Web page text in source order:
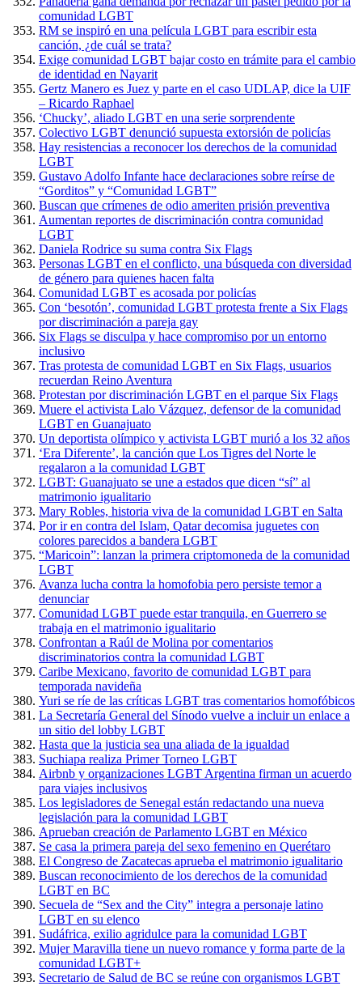
comunidad LGBT
RM se inspiró en una película LGBT para escribir esta
canción, ¿de cuál se trata?
Exige comunidad LGBT bajar costo en trámite para el cambio
de identidad en Nayarit
Gertz Manero es Juez y parte en el caso UDLAP, dice la UIF
– Ricardo Raphael
‘Chucky’, aliado LGBT en una serie sorprendente
Colectivo LGBT denunció supuesta extorsión de policías
Hay resistencias a reconocer los derechos de la comunidad
LGBT
Gustavo Adolfo Infante hace declaraciones sobre reírse de
“Gorditos” y “Comunidad LGBT”
Buscan que crímenes de odio ameriten prisión preventiva
Aumentan reportes de discriminación contra comunidad
LGBT
Daniela Rodrice su suma contra Six Flags
Personas LGBT en el conflicto, una búsqueda con diversidad
de género para quienes hacen falta
Comunidad LGBT es acosada por policías
Con ‘besotón’, comunidad LGBT protesta frente a Six Flags
por discriminación a pareja gay
Six Flags se disculpa y hace compromiso por un entorno
inclusivo
Tras protesta de comunidad LGBT en Six Flags, usuarios
recuerdan Reino Aventura
Protestan por discriminación LGBT en el parque Six Flags
Muere el activista Lalo Vázquez, defensor de la comunidad
LGBT en Guanajuato
Un deportista olímpico y activista LGBT murió a los 32 años
‘Era Diferente’, la canción que Los Tigres del Norte le
regalaron a la comunidad LGBT
LGBT: Guanajuato se une a estados que dicen “sí” al
matrimonio igualitario
Mary Robles, historia viva de la comunidad LGBT en Salta
Por ir en contra del Islam, Qatar decomisa juguetes con
colores parecidos a bandera LGBT
“Maricoin”: lanzan la primera criptomoneda de la comunidad
LGBT
Avanza lucha contra la homofobia pero persiste temor a
denunciar
Comunidad LGBT puede estar tranquila, en Guerrero se
trabaja en el matrimonio igualitario
Confrontan a Raúl de Molina por comentarios
discriminatorios contra la comunidad LGBT
Caribe Mexicano, favorito de comunidad LGBT para
temporada navideña
Yuri se ríe de las críticas LGBT tras comentarios homofóbicos
La Secretaría General del Sínodo vuelve a incluir un enlace a
un sitio del lobby LGBT
Hasta que la justicia sea una aliada de la igualdad
Suchiapa realiza Primer Torneo LGBT
Airbnb y organizaciones LGBT Argentina firman un acuerdo
para viajes inclusivos
Los legisladores de Senegal están redactando una nueva
legislación para la comunidad LGBT
Aprueban creación de Parlamento LGBT en México
Se casa la primera pareja del sexo femenino en Querétaro
El Congreso de Zacatecas aprueba el matrimonio igualitario
Buscan reconocimiento de los derechos de la comunidad
LGBT en BC
Secuela de “Sex and the City” integra a personaje latino
LGBT en su elenco
Sudáfrica, exilio agridulce para la comunidad LGBT
Mujer Maravilla tiene un nuevo romance y forma parte de la
comunidad LGBT+
Secretario de Salud de BC se reúne con organismos LGBT